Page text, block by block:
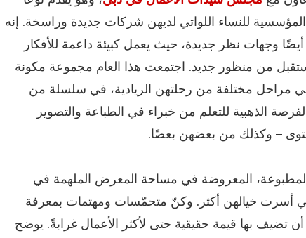
المؤسسية للنساء اللواتي لديهن شركات جديدة وراسخة. إنه
أيضًا وجهات نظر جديدة، حيث يعمل كبيئة داعمة للأفكار
من منظور جديد. اجتمعت هذا العام مجموعة مكونة
مختلفة من رحلتهن الريادية، في سلسلة من
الذهبية للتعلم من خبراء في الطباعة والتصوير
– وكذلك من بعضهن بعضًا.
المعروضة في مساحة المعرض الملهمة في
أسرت خيالهن أكثر. وكنّ متحمّسات ومهتمات بمعرفة
تضيف بها قيمة حقيقية حتى لأكثر الأعمال غرابةً. يوضح